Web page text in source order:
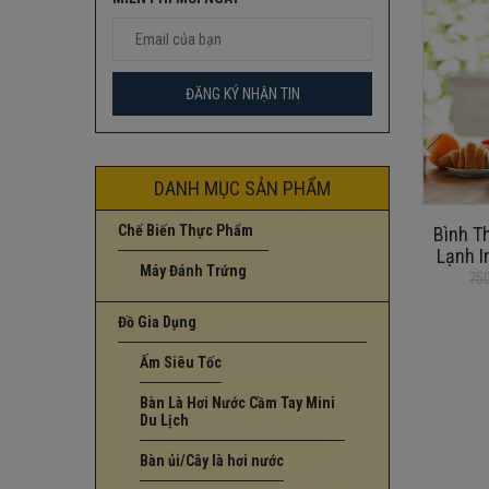
DANH MỤC SẢN PHẨM
Chế Biến Thực Phẩm
Máy Đánh Trứng
Đồ Gia Dụng
Ấm Siêu Tốc
Bàn Là Hơi Nước Cầm Tay Mini
Du Lịch
Bàn ủi/Cây là hơi nước
Bình
Lạnh